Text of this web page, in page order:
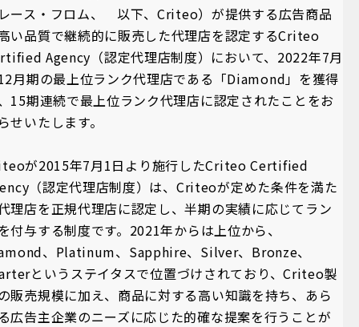
ース・フロム、 以下、Criteo）が提供する広告商品
い品質で継続的に販売した代理店を認定するCriteo
Agency（認定代理店制度）において、2022年7月
月期の最上位ランク代理店である「Diamond」を獲得
15期連続で最上位ランク代理店に認定されたことをお
せいたします。
が2015年7月1日より施行したCriteo Certified
（認定代理店制度）は、Criteoが定めた条件を満た
理店を正規代理店に認定し、半期の実績に応じてラン
付与する制度です。2021年からは上位から、
、Platinum、Sapphire、Silver、Bronze、
というステイタスで位置づけされており、Criteo製
販売規模に加え、商品に対する高い知識を持ち、あら
広告主企業のニーズに応じた的確な提案を行うことが